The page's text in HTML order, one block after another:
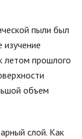
пыли был
летом прошлого
объем
слой. Как